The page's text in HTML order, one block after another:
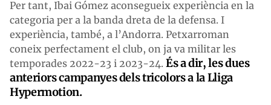
Per tant, Ibai Gómez aconsegueix experiència en la
categoria per a la banda dreta de la defensa. I
experiència, també, a l’Andorra. Petxarroman
coneix perfectament el club, on ja va militar les
temporades 2022-23 i 2023-24. És a dir, les dues
anteriors campanyes dels tricolors a la Lliga
Hypermotion.